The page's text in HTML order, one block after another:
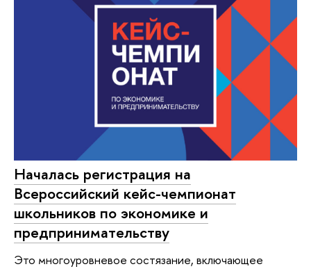
Началась регистрация на
Всероссийский кейс-чемпионат
школьников по экономике и
предпринимательству
Это многоуровневое состязание, включающее